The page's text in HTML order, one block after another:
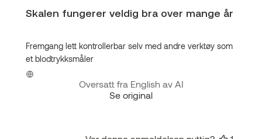
Skalen fungerer veldig bra over mange år
Fremgang lett kontrollerbar selv med andre verktøy som
et blodtrykksmåler
Oversatt fra English av AI
Se original